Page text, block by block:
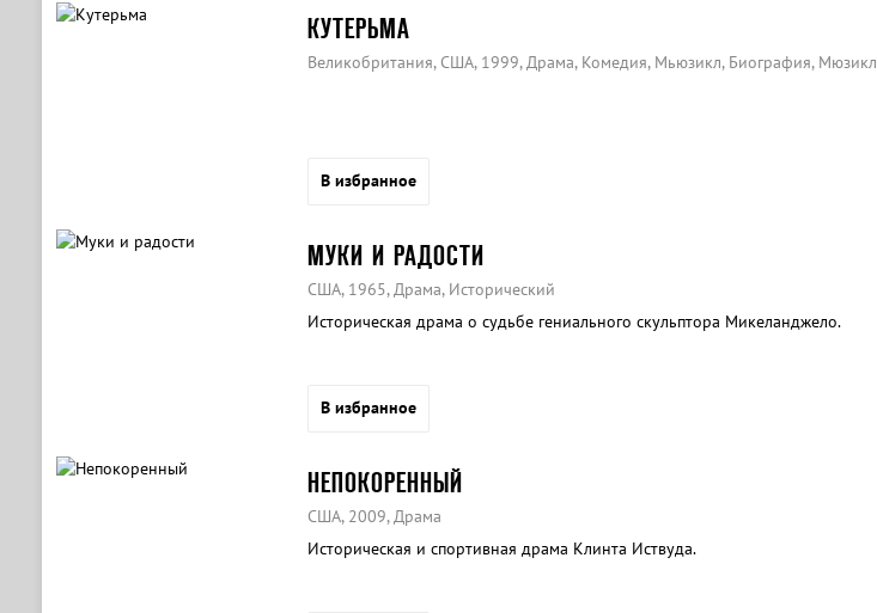
КУТЕРЬМА
Великобритания, США, 1999, Драма, Комедия, Мьюзикл, Биография, Мюзикл
В избранное
МУКИ И РАДОСТИ
США, 1965, Драма, Исторический
Историческая драма о судьбе гениального скульптора Микеланджело.
В избранное
НЕПОКОРЕННЫЙ
США, 2009, Драма
Историческая и спортивная драма Клинта Иствуда.